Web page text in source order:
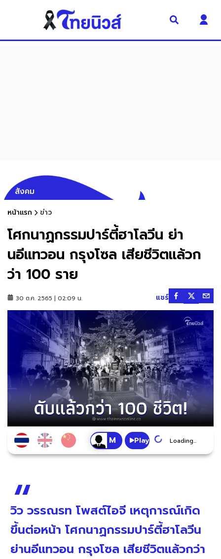
สังคม
หน้าแรก ข่าว
โศกนาฏกรรมปาร์ตี้ฮาโลวีน ย่า
นอีแทวอน กรุงโซล เสียชีวิตแล้วก
ว่า 100 ราย
30 ต.ค. 2565 | 02:09 น. แชร์
Play Loading...
วิว วรรณรท โพสต์ไอจี เหตุการณ์เกิด
ขึ้นต่อหน้า โศกนาฏกรรมปาร์ตี้ฮาโลวีน
ย่านอีแทวอน กรุงโซล เสียชีวิตแล้วกว่า